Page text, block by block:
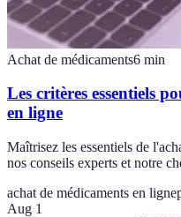
Achat de médicaments6 min
Les critères essentiels
en ligne
Maîtrisez les essentiels de
nos conseils experts et notre
achat de médicaments en ligne
Aug 1